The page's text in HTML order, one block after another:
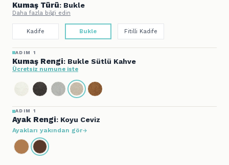
Kumaş Türü: Bukle
Daha fazla bilgi edin
Kadife Bukle Fitilli Kadife
ADIM 1
Kumaş Rengi: Bukle Sütlü Kahve
Ücretsiz numune iste
ADIM 1
Ayak Rengi: Koyu Ceviz
Ayakları yakından gör